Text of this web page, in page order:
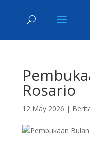
Rosario
12 May 2026 |